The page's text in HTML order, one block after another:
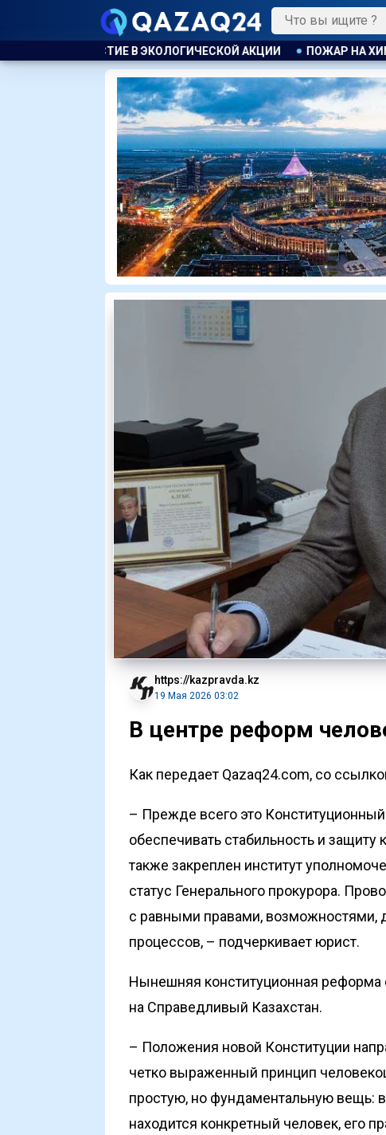
ПОЖАР НА ХИМЗАВОДЕ ПРОИЗОШЁЛ В КИТАЕ,
https://kazpravda.kz
19 Мая 2026 03:02
В центре реформ
Как передает Qazaq24.com, со
– Прежде всего это
обеспечивать стабильность и
также закреплен институт
статус Генерального прокурора.
с равными правами, возможностями,
процессов, – подчеркивает юрист.
Нынешняя конституционная реформа
на Справедливый Казахстан.
– Положения новой Конституции
четко выраженный принцип
простую, но фундаментальную вещь:
находится конкретный человек, его